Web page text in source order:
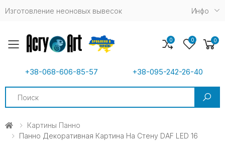
Изготовление неоновых вывесок Инфо
Toggle mobile menu
+38-068-606-85-57 +38-095-242-26-40
0 0 0
Картины Панно
Панно Декоративная Картина На Стену DAF LED 16